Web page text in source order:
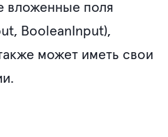
вложенные поля
BooleanInput),
может иметь свои